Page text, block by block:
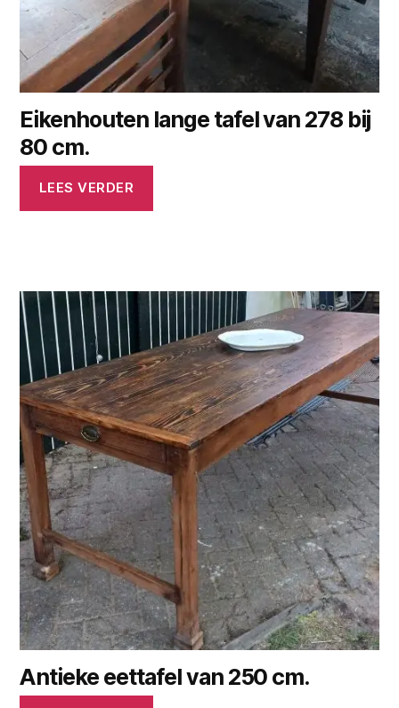
Eikenhouten lange tafel van 278 bij
80 cm.
LEES VERDER
Antieke eettafel van 250 cm.